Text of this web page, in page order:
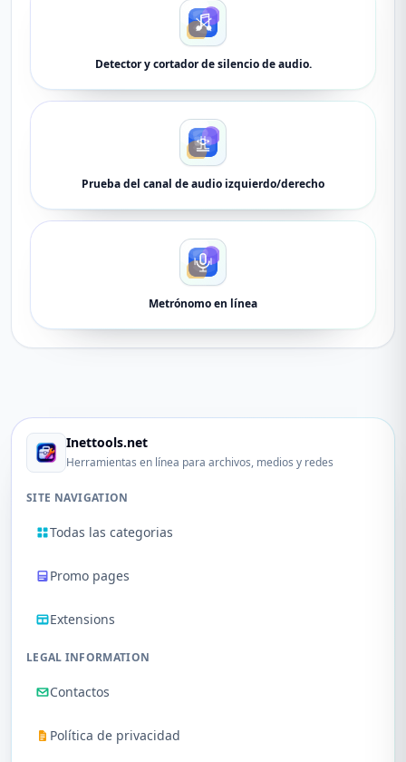
Detector y cortador de silencio de audio.
Prueba del canal de audio izquierdo/derecho
Metrónomo en línea
Inettools.net
Herramientas en línea para archivos, medios y redes
SITE NAVIGATION
Todas las categorias
Promo pages
Extensions
LEGAL INFORMATION
Contactos
Política de privacidad